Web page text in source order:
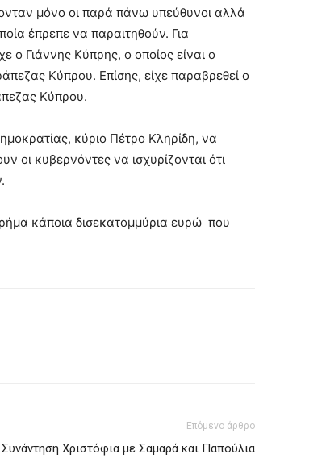
μόνο οι παρά πάνω υπεύθυνοι αλλά
έπρεπε να παραιτηθούν. Για
ο Γιάννης Κύπρης, ο οποίος είναι ο
Κύπρου. Επίσης, είχε παραβρεθεί ο
Κύπρου.
κύριο Πέτρο Κληρίδη, να
οι κυβερνόντες να ισχυρίζονται ότι
κάποια δισεκατομμύρια ευρώ που
Επόμενο άρθρο
Συνάντηση Χριστόφια με Σαμαρά και Παπούλια